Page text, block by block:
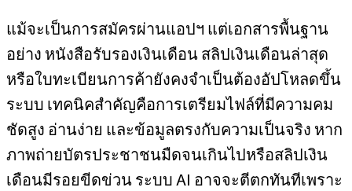
แม้จะเป็นการสมัครผ่านแอปฯ แต่เอกสารพื้นฐาน
อย่าง หนังสือรับรองเงินเดือน สลิปเงินเดือนล่าสุด
หรือใบทะเบียนการค้ายังคงจำเป็นต้องอัปโหลดขึ้น
ระบบ เทคนิคสำคัญคือการเตรียมไฟล์ที่มีความคม
ชัดสูง อ่านง่าย และข้อมูลตรงกับความเป็นจริง หาก
ภาพถ่ายบัตรประชาชนมืดจนเกินไปหรือสลิปเงิน
เดือนมีรอยขีดข่วน ระบบ AI อาจจะตีตกทันทีเพราะ